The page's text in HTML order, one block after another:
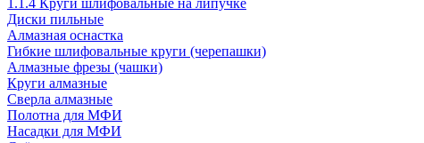
1.1.4 Круги шлифовальные на липучке
Диски пильные
Алмазная оснастка
Гибкие шлифовальные круги (черепашки)
Алмазные фрезы (чашки)
Круги алмазные
Сверла алмазные
Полотна для МФИ
Насадки для МФИ